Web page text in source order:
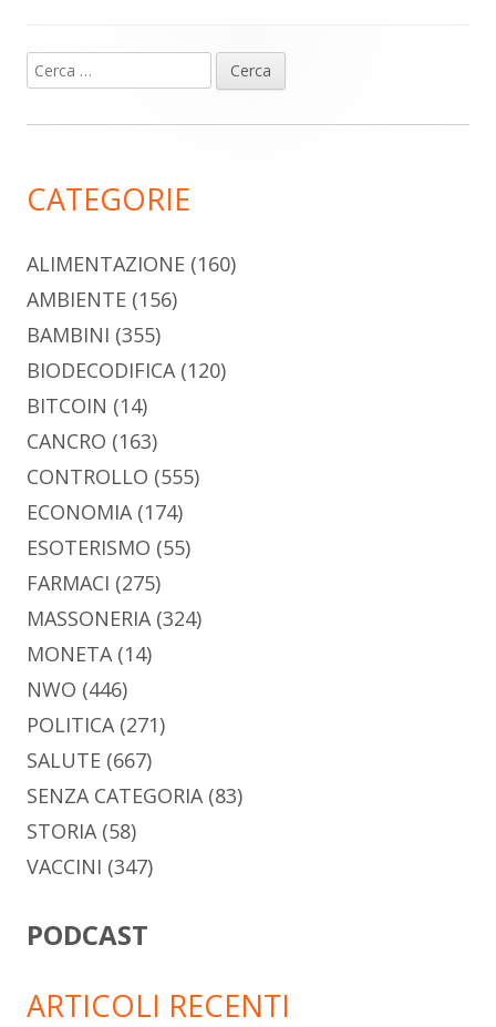
Barra
laterale
Ricerca
per:
CATEGORIE
ALIMENTAZIONE (160)
AMBIENTE (156)
BAMBINI (355)
BIODECODIFICA (120)
BITCOIN (14)
CANCRO (163)
CONTROLLO (555)
ECONOMIA (174)
ESOTERISMO (55)
FARMACI (275)
MASSONERIA (324)
MONETA (14)
NWO (446)
POLITICA (271)
SALUTE (667)
SENZA CATEGORIA (83)
STORIA (58)
VACCINI (347)
PODCAST
ARTICOLI RECENTI